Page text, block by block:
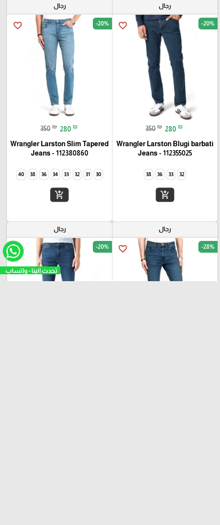
تحدث الينا -
رجال
favorite_border -20%
350 ₪ 280 ₪
Wrangler Larston Blugi barbati
Jeans - 112355025
32
33
36
38
add_shopping_cart
رجال
favorite_border -20%
350 ₪ 280 ₪
Wrangler Larston Slim Tapered
Jeans - 112380860
30
31
32
33
34
36
38
40
add_shopping_cart
رجال
favorite_border -28%
رجال
favorite_border -20%